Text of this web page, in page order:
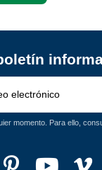
momento. Para ello,